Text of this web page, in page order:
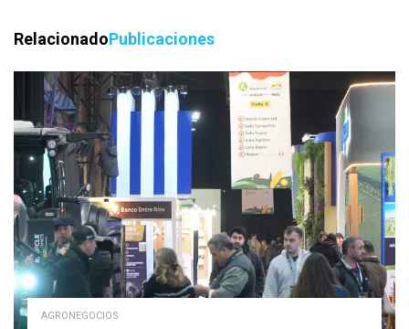
RelacionadoPublicaciones
AGRONEGOCIOS